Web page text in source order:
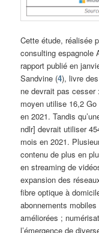
Cette étude, réalisée
consulting espagnole
rapport publié en
Sandvine (4), livre
ne devrait pas cesser
moyen utilise 16,2
en 2021. Tandis
ndlr] devrait utiliser
mois en 2021.
contenu de plus en
en streaming de
expansion des
fibre optique à
abonnements
améliorées ;
l’émergence de